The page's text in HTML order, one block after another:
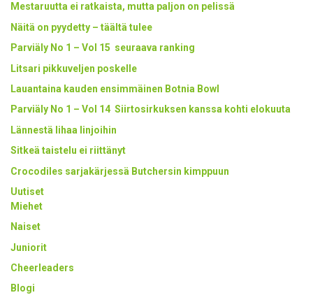
Mestaruutta ei ratkaista, mutta paljon on pelissä
Näitä on pyydetty – täältä tulee
Parviäly No 1 – Vol 15 seuraava ranking
Litsari pikkuveljen poskelle
Lauantaina kauden ensimmäinen Botnia Bowl
Parviäly No 1 – Vol 14 Siirtosirkuksen kanssa kohti elokuuta
Lännestä lihaa linjoihin
Sitkeä taistelu ei riittänyt
Crocodiles sarjakärjessä Butchersin kimppuun
Uutiset
Miehet
Naiset
Juniorit
Cheerleaders
Blogi